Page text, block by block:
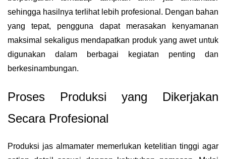
sehingga hasilnya terlihat lebih profesional. Dengan bahan
yang tepat, pengguna dapat merasakan kenyamanan
maksimal sekaligus mendapatkan produk yang awet untuk
digunakan dalam berbagai kegiatan penting dan
berkesinambungan.
Proses Produksi yang Dikerjakan
Secara Profesional
Produksi jas almamater memerlukan ketelitian tinggi agar